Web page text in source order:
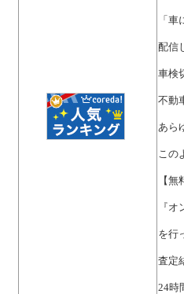
「
配信
車検
不動
あら
この
【
『
を行
査定
24時